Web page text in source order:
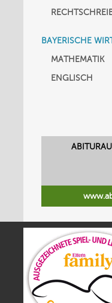
BAYERISCHE
MATHEMATIK
ENGLISCH